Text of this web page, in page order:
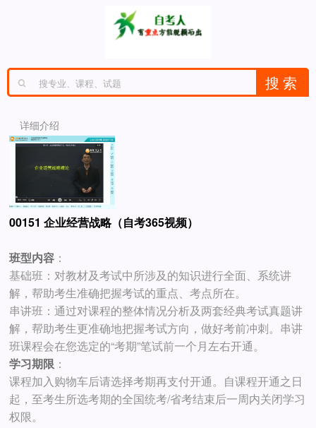
详细介绍
00151 企业经营战略（自考365视频）
班型内容：
基础班：对教材及考试中所涉及的知识进行全面、系统讲
解，帮助考生准确把握考试的重点、考点所在。
串讲班：通过对课程的整体情况分析及两套经典考试真题讲
解，帮助考生更准确地把握考试方向，做好考前冲刺。串讲
班课程会在您选定的“考期”笔试前一个月左右开通。
学习期限：
课程加入购物车后请选择考期再支付开通。自课程开通之日
起，至考生所选考期的全国统考/省考结束后一周内关闭学习
权限。